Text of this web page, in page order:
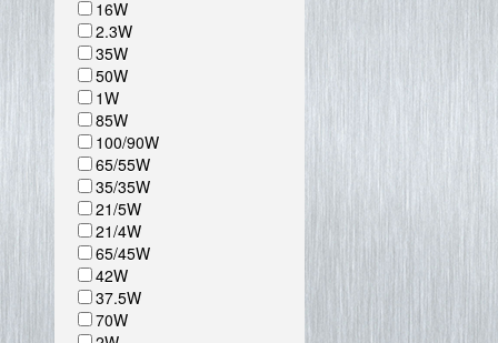
16W
2.3W
35W
50W
1W
85W
100/90W
65/55W
35/35W
21/5W
21/4W
65/45W
42W
37.5W
70W